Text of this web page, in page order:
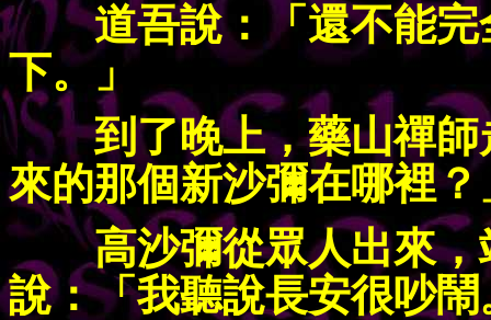
道吾說：「還不能
下。」
到了晚上，藥山禪
來的那個新沙彌在哪裡？
高沙彌從眾人出來
說：「我聽說長安很吵鬧